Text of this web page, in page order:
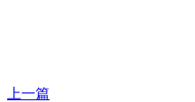
上一篇